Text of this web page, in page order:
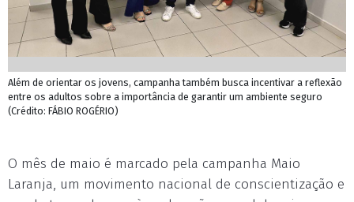
Além de orientar os jovens, campanha também busca incentivar a reflexão
entre os adultos sobre a importância de garantir um ambiente seguro
(Crédito: FÁBIO ROGÉRIO)
O mês de maio é marcado pela campanha Maio
Laranja, um movimento nacional de conscientização e